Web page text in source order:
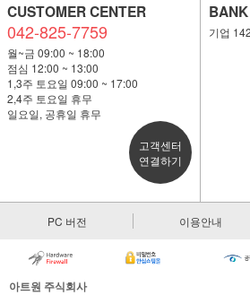
CUSTOMER CENTER
042-825-7759
월~금 09:00 ~ 18:00
점심 12:00 ~ 13:00
1,3주 토요일 09:00 ~ 17:00
2,4주 토요일 휴무
일요일, 공휴일 휴무
고객센터
연결하기
기업
PC 버전 이용안내
아트원 주식회사